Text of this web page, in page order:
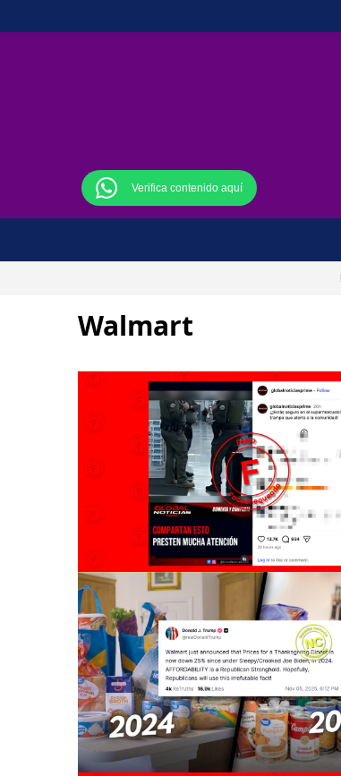
Verifica contenido aquí
Walmart